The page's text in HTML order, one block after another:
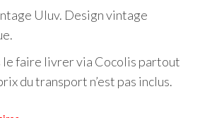
Uluv. Design vintage
le faire livrer via Cocolis partout
du transport n’est pas inclus.